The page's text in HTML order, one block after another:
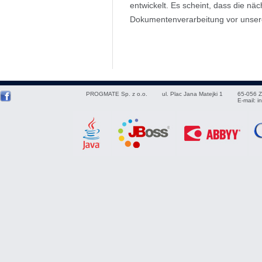
entwickelt. Es scheint, dass die
Dokumentenverarbeitung vor
PROGMATE Sp. z o.o. ul. Plac Jana Matejki 1 65-056
E-mail: